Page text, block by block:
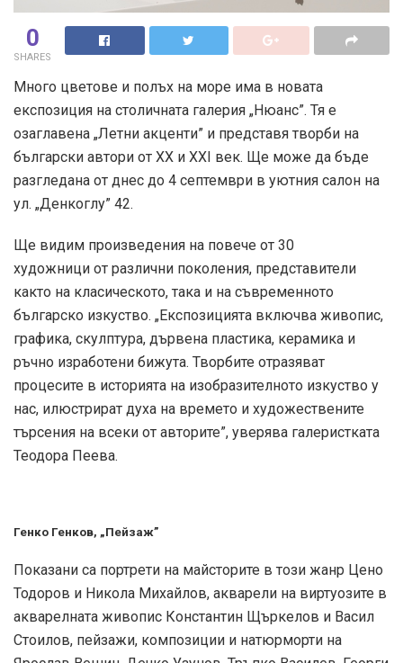
0
SHARES
Много цветове и полъх на море има в новата
експозиция на столичната галерия „Нюанс”. Тя е
озаглавена „Летни акценти” и представя творби на
български автори от ХХ и XXI век. Ще може да бъде
разгледана от днес до 4 септември в уютния салон на
ул. „Денкоглу” 42.
Ще видим произведения на повече от 30
художници от различни поколения, представители
както на класическото, така и на съвременното
българско изкуство. „Експозицията включва живопис,
графика, скулптура, дървенa пластикa, керамика и
ръчно изработени бижута. Творбите отразяват
процесите в историята на изобразителното изкуство у
нас, илюстрират духа на времето и художествените
търсения на всеки от авторите”, уверява галеристката
Теодора Пеева.
Генко Генков, „Пейзаж”
Показани са портрети на майсторите в този жанр Цено
Тодоров и Никола Михайлов, акварели на виртуозите в
акварелната живопис Константин Щъркелов и Васил
Стоилов, пейзажи, композиции и натюрморти на